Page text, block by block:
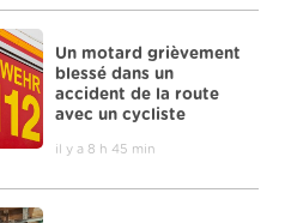
Un motard grièvement
blessé dans un
accident de la route
avec un cycliste
il y a 8 h 45 min